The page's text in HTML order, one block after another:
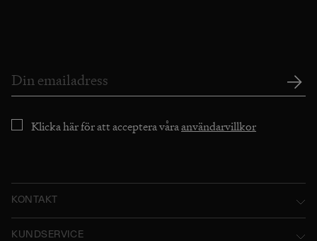
Klicka här för att acceptera våraanvändarvillkor
KONTAKT
KUNDSERVICE